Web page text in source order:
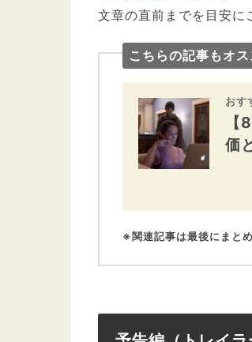
文章の直前までを目安に
こちらの記事もオス
おす
価
※関連記事は最後にまと